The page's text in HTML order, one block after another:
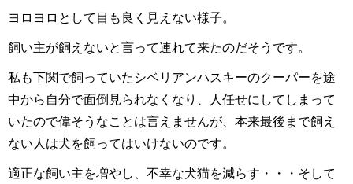
ヨロヨロとして目も良く見えない様子。
飼い主が飼えないと言って連れて来たのだそうです。
私も下関で飼っていたシベリアンハスキーのクーパーを途
中から自分で面倒見られなくなり、人任せにしてしまって
いたので偉そうなことは言えませんが、本来最後まで飼え
ない人は犬を飼ってはいけないのです。
適正な飼い主を増やし、不幸な犬猫を減らす・・・そして